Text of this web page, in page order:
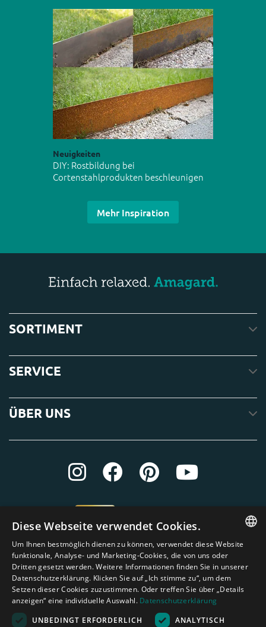
Neuigkeiten
DIY: Rostbildung bei
Cortenstahlprodukten beschleunigen
Mehr Inspiration
SORTIMENT
SERVICE
ÜBER UNS
ENGLISH
DUTCH
GERMAN
Diese Webseite verwendet Cookies.
Um Ihnen bestmöglich dienen zu können, verwendet diese Website
funktionale, Analyse- und Marketing-Cookies, die von uns oder
Dritten gesetzt werden. Weitere Informationen finden Sie in unserer
Datenschutzerklärung. Klicken Sie auf „Ich stimme zu“, um dem
Setzen dieser Cookies zuzustimmen. Oder treffen Sie über „Details
anzeigen“ eine individuelle Auswahl. Datenschutzerklärung
UNBEDINGT ERFORDERLICH
ANALYTISCH